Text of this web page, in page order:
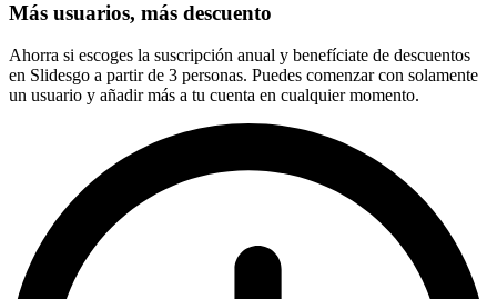
Más usuarios, más descuento
Ahorra si escoges la suscripción anual y benefíciate de descuentos
en Slidesgo a partir de 3 personas. Puedes comenzar con solamente
un usuario y añadir más a tu cuenta en cualquier momento.